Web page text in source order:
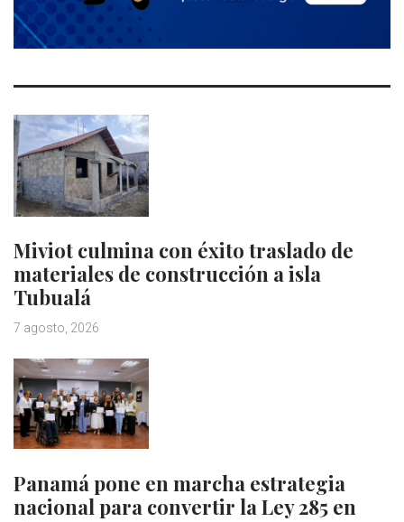
Miviot culmina con éxito traslado de
materiales de construcción a isla
Tubualá
7 agosto, 2026
Panamá pone en marcha estrategia
nacional para convertir la Ley 285 en